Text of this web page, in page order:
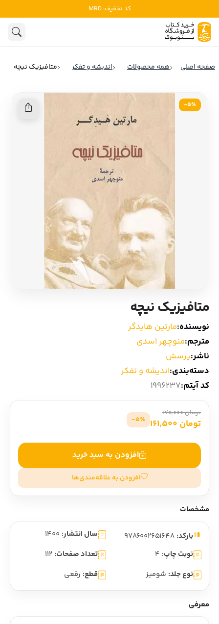
کد تخفیف: MRD
ادبیات
تاریخ و سیاست
ادیان و اساطیر
ادبیات انگلیس
ادبیات ایتالیا
ادبیات روسیه
ادبیات آمریکای لاتین
ادبیات آلمان
ادبیات آسیا
سایر کشورهای اروپا
داستان کوتاه
شعر و متون کهن
ادبیات نمایشی
صفحه اصلی همه محصولات اندیشه و تفکر متافیزیک نیچه
5٪-
متافیزیک نیچه
نویسنده:مارتین هایدگر
مترجم:منوچهر اسدی
ناشر:پرسش
دسته‌بندی:اندیشه و تفکر
کد آیتم:1996237
تومان 170,000
تومان 161,500 5٪-
افزودن به سبد خرید
افزودن به علاقه‌مندی‌ها
مشخصات
بارکد: سال انتشار: 1400
نوبت چاپ: 4 تعداد صفحات: 112
نوع جلد: شومیز قطع: رقعی
معرفی